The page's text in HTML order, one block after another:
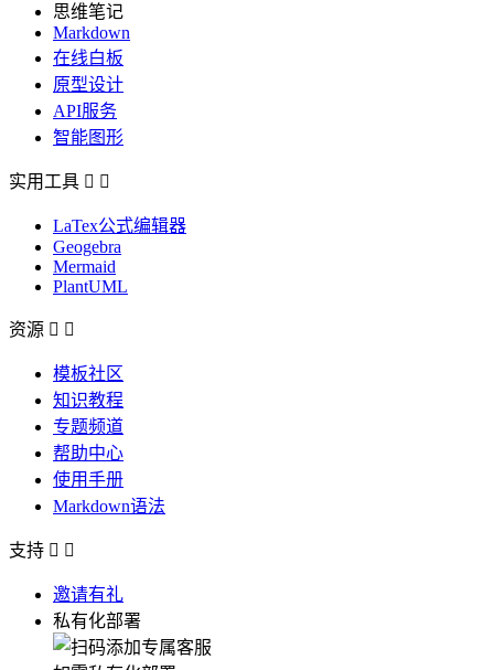
思维笔记
Markdown
在线白板
原型设计
API服务
智能图形
实用工具  
LaTex公式编辑器
Geogebra
Mermaid
PlantUML
资源  
模板社区
知识教程
专题频道
帮助中心
使用手册
Markdown语法
支持  
邀请有礼
私有化部署